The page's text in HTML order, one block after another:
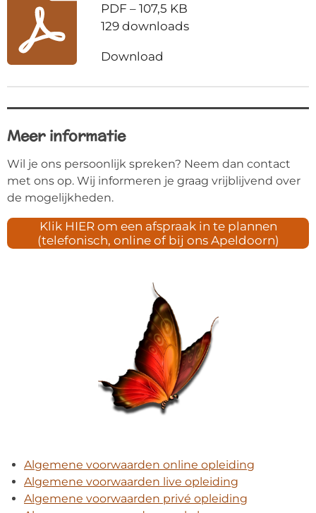
PDF – 107,5 KB
129 downloads
Download
Meer informatie
Wil je ons persoonlijk spreken? Neem dan contact
met ons op. Wij informeren je graag vrijblijvend over
de mogelijkheden.
Klik HIER om een afspraak in te plannen
(telefonisch, online of bij ons Apeldoorn)
Algemene voorwaarden online opleiding
Algemene voorwaarden live opleiding
Algemene voorwaarden privé opleiding